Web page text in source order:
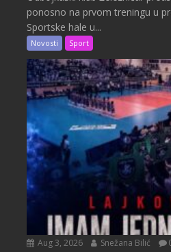
ponosno na prvom treningu u
Sportske hale u...
Novosti Sport
Aug 3, 2026 Snežana Bilić